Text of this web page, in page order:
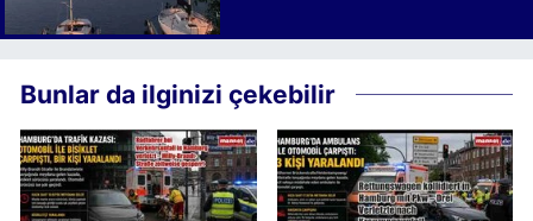
Bunlar da ilginizi çekebilir